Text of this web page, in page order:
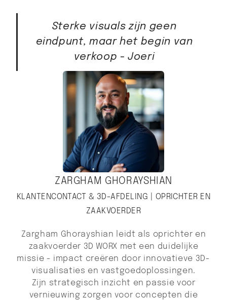
Sterke visuals zijn geen
eindpunt, maar het begin van
verkoop - Joeri
ZARGHAM GHORAYSHIAN
KLANTENCONTACT & 3D-AFDELING | OPRICHTER EN
ZAAKVOERDER
Zargham Ghorayshian leidt als oprichter en
zaakvoerder 3D WORX met een duidelijke
missie - impact creëren door innovatieve 3D-
visualisaties en vastgoedoplossingen.
Zijn strategisch inzicht en passie voor
vernieuwing zorgen voor concepten die